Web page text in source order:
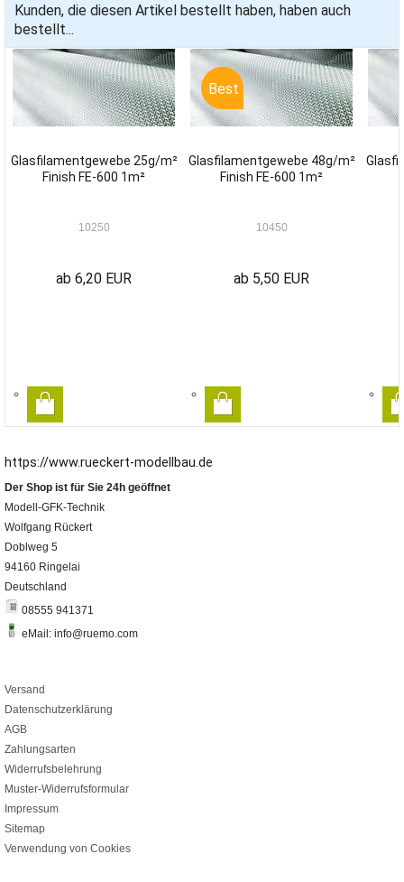
Kunden, die diesen Artikel bestellt haben, haben auch
bestellt...
Glasfilamentgewebe 25g/m²
Finish FE-600 1m²
10250
ab 6,20 EUR
Best
Glasfilamentgewebe 48g/m²
Finish FE-600 1m²
10450
ab 5,50 EUR
https://www.rueckert-modellbau.de
Der Shop ist für Sie 24h geöffnet
Modell-GFK-Technik
Wolfgang Rückert
Doblweg 5
94160 Ringelai
Deutschland
08555 941371
eMail: info@ruemo.com
Versand
Datenschutzerklärung
AGB
Zahlungsarten
Widerrufsbelehrung
Muster-Widerrufsformular
Impressum
Sitemap
Verwendung von Cookies